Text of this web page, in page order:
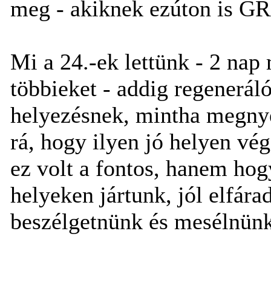
meg - akiknek ezúton is
Mi a 24.-ek lettünk - 2 nap
többieket - addig
helyezésnek, mintha
rá, hogy ilyen jó helyen
ez volt a fontos, hanem
helyeken jártunk, jól
beszélgetnünk és